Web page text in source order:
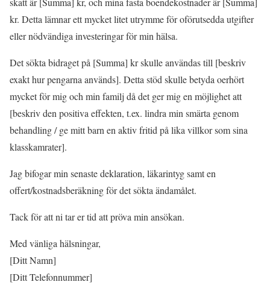
kr. Detta lämnar ett mycket litet utrymme för oförutsedda utgifter
eller nödvändiga investeringar för min hälsa.
Det sökta bidraget på [Summa] kr skulle användas till [beskriv
exakt hur pengarna används]. Detta stöd skulle betyda oerhört
mycket för mig och min familj då det ger mig en möjlighet att
[beskriv den positiva effekten, t.ex. lindra min smärta genom
behandling / ge mitt barn en aktiv fritid på lika villkor som sina
klasskamrater].
Jag bifogar min senaste deklaration, läkarintyg samt en
offert/kostnadsberäkning för det sökta ändamålet.
Tack för att ni tar er tid att pröva min ansökan.
Med vänliga hälsningar,
[Ditt Namn]
[Ditt Telefonnummer]